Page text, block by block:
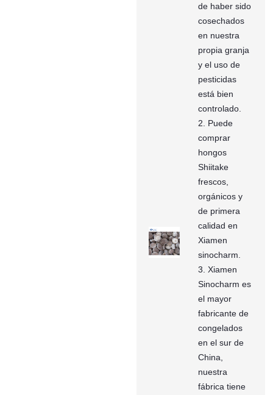
de haber sido
cosechados
en nuestra
propia granja
y el uso de
pesticidas
está bien
controlado.
2. Puede
comprar
hongos
Shiitake
frescos,
orgánicos y
de primera
calidad en
Xiamen
sinocharm.
3. Xiamen
Sinocharm es
el mayor
fabricante de
congelados
en el sur de
China,
nuestra
fábrica tiene